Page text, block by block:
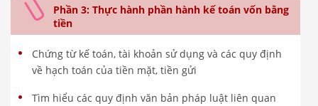
Phần 3: Thực hành phần hành kế toán vốn bằng
tiền
Chứng từ kế toán, tài khoản sử dụng và các quy định
về hạch toán của tiền mặt, tiền gửi
Tìm hiểu các quy định văn bản pháp luật liên quan